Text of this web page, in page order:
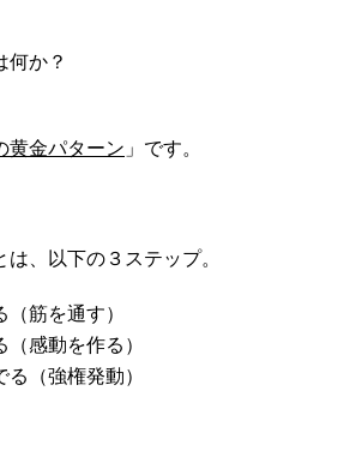
何か？
黄金パターン 」です。
、以下の３ステップ。
（筋を通す）
（感動を作る）
る（強権発動）